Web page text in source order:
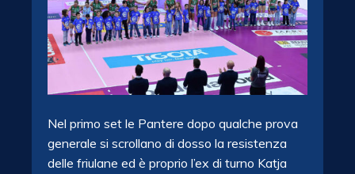
Nel primo set le Pantere dopo qualche prova
generale si scrollano di dosso la resistenza
delle friulane ed è proprio l’ex di turno Katja